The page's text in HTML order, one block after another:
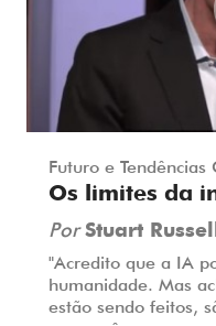
Futuro e Tendências
Os limites da
Por Stuart Russell
"Acredito que a IA
humanidade. Mas
estão sendo feitos,